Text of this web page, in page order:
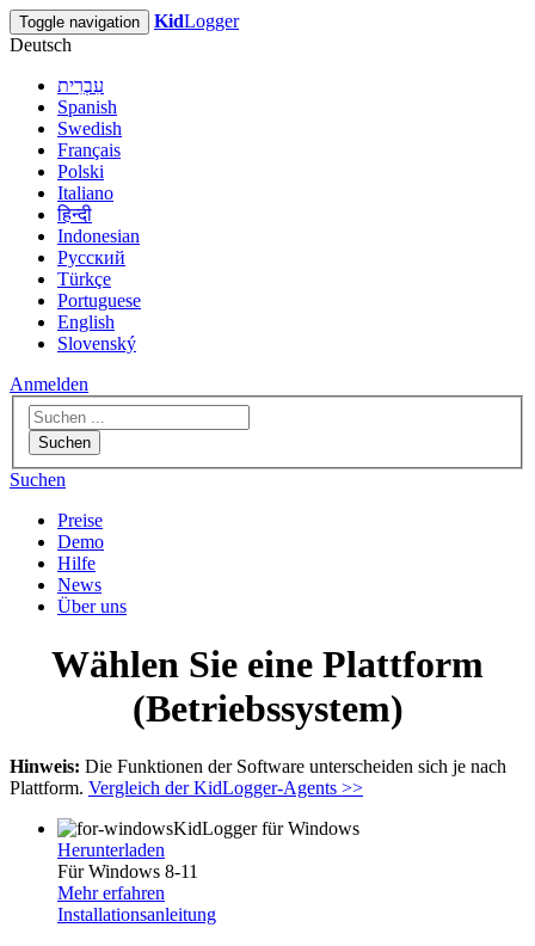
Toggle navigation KidLogger
Deutsch
עִבְרִית
Spanish
Swedish
Français
Polski
Italiano
हिन्दी
Indonesian
Русский
Türkçe
Portuguese
English
Slovenský
Anmelden
Suchen
Suchen
Preise
Demo
Hilfe
News
Über uns
Wählen Sie eine Plattform
(Betriebssystem)
Hinweis: Die Funktionen der Software unterscheiden sich je nach
Plattform. Vergleich der KidLogger-Agents >>
KidLogger für Windows
Herunterladen
Für Windows 8-11
Mehr erfahren
Installationsanleitung